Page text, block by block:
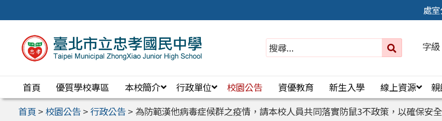
至
區
處
搜
字級
首頁 優質學校專區 本校簡介 行政單位 校園公告 資優教育 新生入學 線上資源
首頁 > 校園公告> 行政公告> 為防範漢他病毒症候群之疫情，請本校人員共同落實防鼠3不政策，以確保安